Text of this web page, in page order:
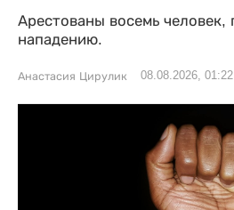
Арестованы восемь человек,
нападению.
Анастасия Цирулик 08.08.2026, 01:22